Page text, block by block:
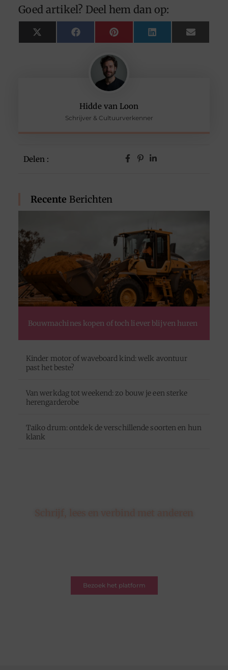
Hidde van Loon
Schrijver & Cultuurverkenner
Delen :
Recente Berichten
Bouwmachines kopen of toch liever blijven huren
Kinder motor of waveboard kind: welk avontuur
past het beste?
Van werkdag tot weekend: zo bouw je een sterke
herengarderobe
Taiko drum: ontdek de verschillende soorten en hun
klank
Bezoek het platform
Goed artikel? Deel hem dan op:
X
(Twitter)
FacebookPinterest LinkedIn Email